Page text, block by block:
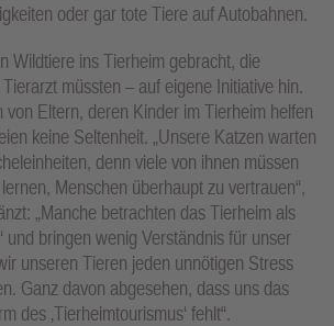
oder gar tote Tiere auf Autobahnen.
Wildtiere ins Tierheim gebracht, die
müssten – auf eigene Initiative hin.
von Eltern, deren Kinder im Tierheim helfen
keine Seltenheit. „Unsere Katzen warten
denn viele von ihnen müssen
Menschen überhaupt zu vertrauen“,
„Manche betrachten das Tierheim als
und bringen wenig Verständnis für unser
unseren Tieren jeden unnötigen Stress
Ganz davon abgesehen, dass uns das
des ‚Tierheimtourismus‘ fehlt“.